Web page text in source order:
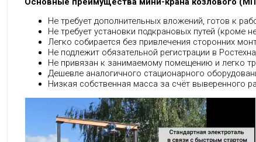
Не требует дополнительных вложений, готов к
Не требует установки подкрановых путей (кроме
Легко собирается без привлечения сторонних
Не подлежит обязательной регистрации в
Не привязан к занимаемому помещению и легко
Дешевле аналогичного стационарного
Низкая собственная масса за счёт выверенного